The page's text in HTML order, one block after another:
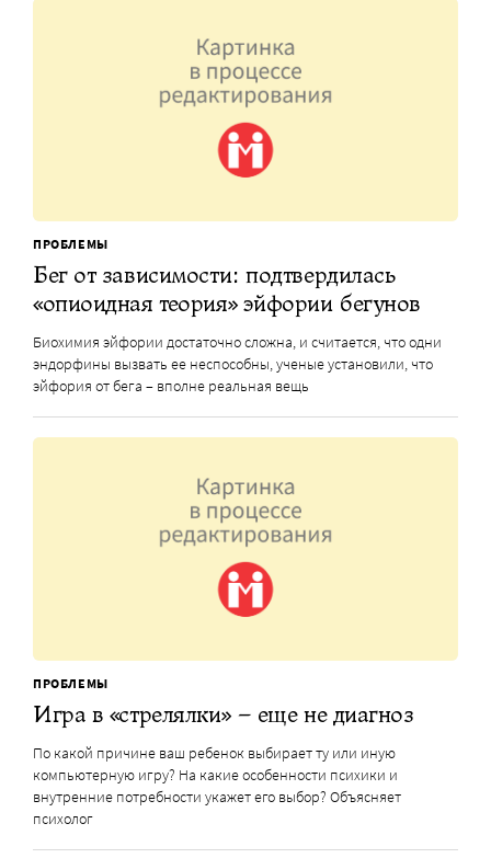
ПРОБЛЕМЫ
Бег от зависимости: подтвердилась
«опиоидная теория» эйфории бегунов
Биохимия эйфории достаточно сложна, и считается, что одни
эндорфины вызвать ее неспособны, ученые установили, что
эйфория от бега – вполне реальная вещь
ПРОБЛЕМЫ
Игра в «стрелялки» – еще не диагноз
По какой причине ваш ребенок выбирает ту или иную
компьютерную игру? На какие особенности психики и
внутренние потребности укажет его выбор? Объясняет
психолог